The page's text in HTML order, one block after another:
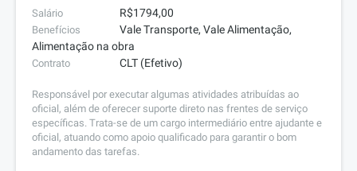
Salário R$1794,00
Benefícios
Vale Transporte, Vale Alimentação,
Alimentação na obra
Contrato CLT (Efetivo)
Responsável por executar algumas atividades atribuídas ao
oficial, além de oferecer suporte direto nas frentes de serviço
específicas. Trata-se de um cargo intermediário entre ajudante e
oficial, atuando como apoio qualificado para garantir o bom
andamento das tarefas.